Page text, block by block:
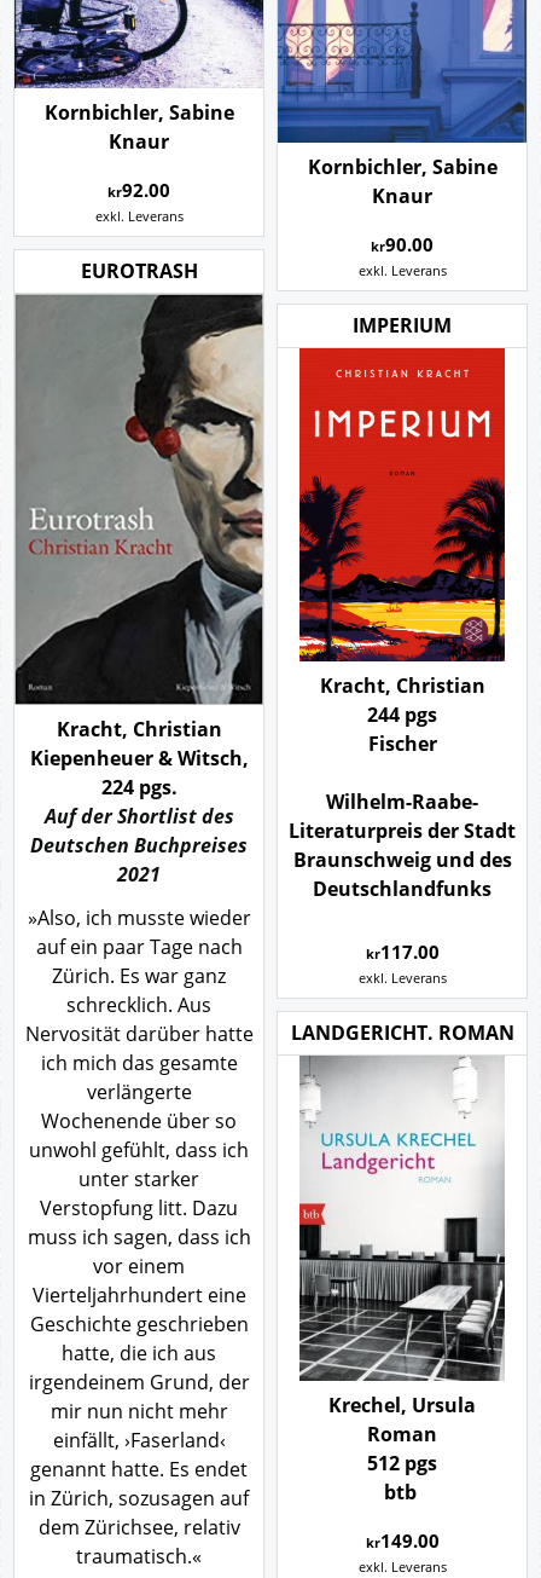
Kornbichler, Sabine
Knaur
kr92.00
exkl. Leverans
Kornbichler, Sabine
Knaur
kr90.00
exkl. Leverans
EUROTRASH
Kracht, Christian
Kiepenheuer & Witsch,
224 pgs.
Auf der Shortlist des
Deutschen Buchpreises
2021
»Also, ich musste wieder
auf ein paar Tage nach
Zürich. Es war ganz
schrecklich. Aus
Nervosität darüber hatte
ich mich das gesamte
verlängerte
Wochenende über so
unwohl gefühlt, dass ich
unter starker
Verstopfung litt. Dazu
muss ich sagen, dass ich
vor einem
Vierteljahrhundert eine
Geschichte geschrieben
hatte, die ich aus
irgendeinem Grund, der
mir nun nicht mehr
einfällt, ›Faserland‹
genannt hatte. Es endet
in Zürich, sozusagen auf
dem Zürichsee, relativ
traumatisch.«
IMPERIUM
Kracht, Christian
244 pgs
Fischer
Wilhelm-Raabe-
Literaturpreis der Stadt
Braunschweig und des
Deutschlandfunks
kr117.00
exkl. Leverans
LANDGERICHT. ROMAN
Krechel, Ursula
Roman
512 pgs
btb
kr149.00
exkl. Leverans